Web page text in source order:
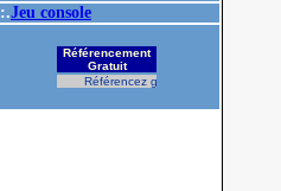
Jeu console
Référencement
Gratuit
Référencez gratuitement votre site.